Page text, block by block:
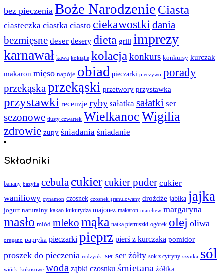
bez pieczenia Boże Narodzenie Ciasta
ciasteczka ciastka ciasto ciekawostki dania
bezmięsne deser desery dieta grill imprezy
karnawał kawa koktajle kolacja konkurs konkursy kurczak
makaron mięso napóje obiad pieczarki pieczywo porady
przekąskaprzekąski przetwory przystawka
przystawki recenzje ryby sałatka sałatki ser
sezonowe tłusty czwartek WielkanocWigilia
zdrowie zupy śniadania śniadanie
Składniki
banany bazylia cebula cukiercukier puder cukier
waniliowy cynamon czosnek czosnek granulowany drożdże jabłka jajka
jogurt naturalny kakao kukurydza majonez makaron marchew margaryna
masło miód mleko mąka natka pietruszki ogórek olej oliwa
oregano papryka pieczarki pieprz pierś z kurczaka pomidor
proszek do pieczenia rodzynki ser ser żółty sok z cytryny szynka sól
wiórki kokosowe woda ząbki czosnku śmietana żółtka